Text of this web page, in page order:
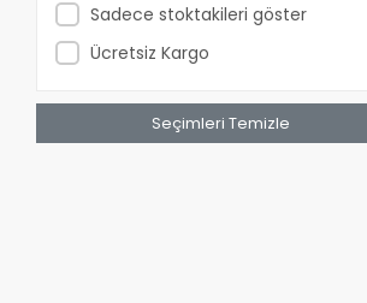
Sadece stoktakileri göster
Ücretsiz Kargo
Seçimleri Temizle